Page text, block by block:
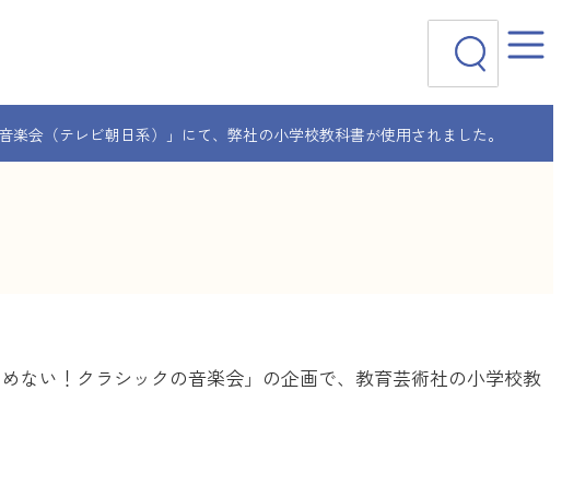
楽会（テレビ朝日系）」にて、弊社の小学校教科書が使用されました。
ない！クラシックの音楽会」の企画で、教育芸術社の小学校教